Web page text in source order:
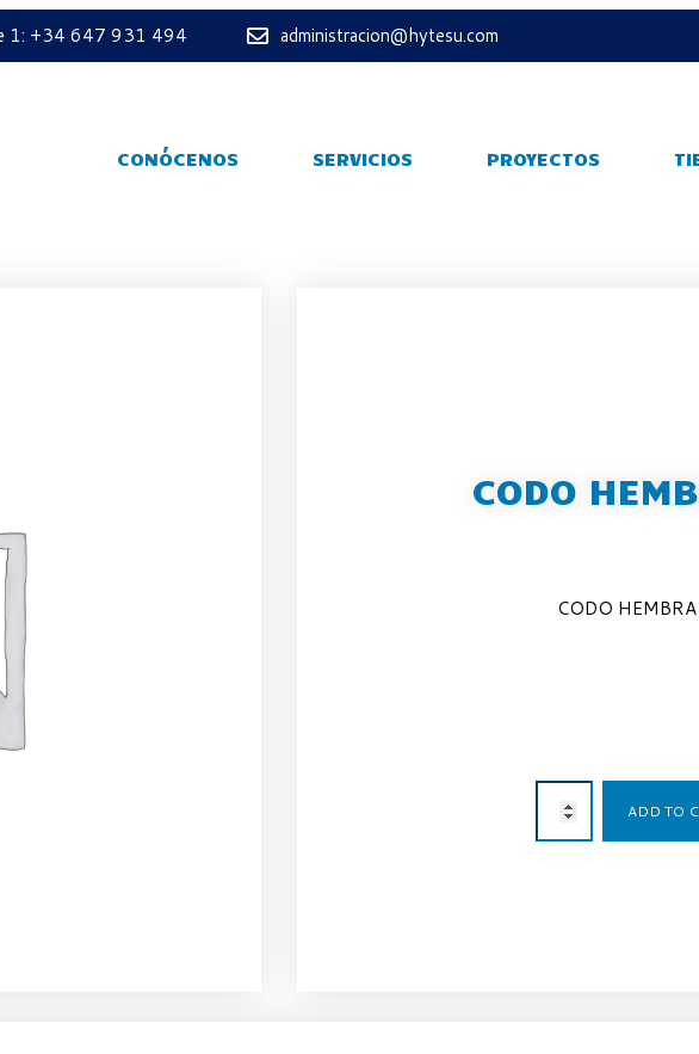
1: +34 647 931 494 administracion@hytesu.com
CONÓCENOS SERVICIOS PROYECTOS
CODO
CODO
ADD TO